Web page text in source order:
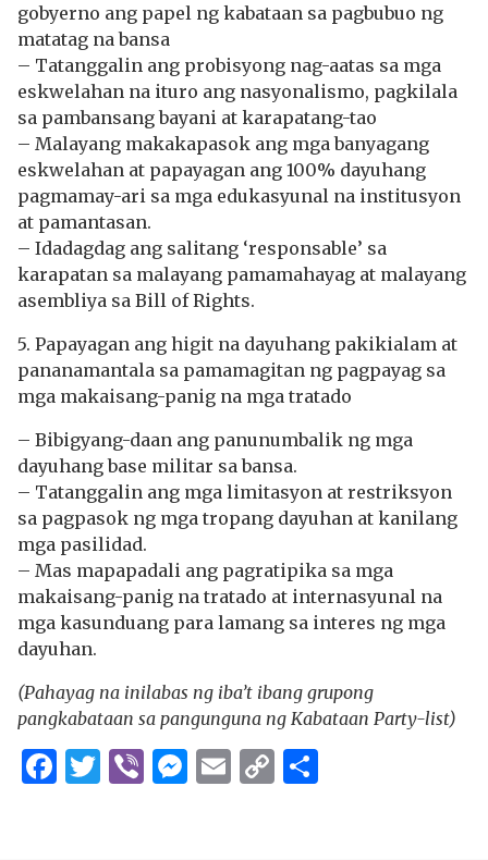
gobyerno ang papel ng kabataan sa pagbubuo ng
matatag na bansa
– Tatanggalin ang probisyong nag-aatas sa mga
eskwelahan na ituro ang nasyonalismo, pagkilala
sa pambansang bayani at karapatang-tao
– Malayang makakapasok ang mga banyagang
eskwelahan at papayagan ang 100% dayuhang
pagmamay-ari sa mga edukasyunal na institusyon
at pamantasan.
– Idadagdag ang salitang ‘responsable’ sa
karapatan sa malayang pamamahayag at malayang
asembliya sa Bill of Rights.
5. Papayagan ang higit na dayuhang pakikialam at
pananamantala sa pamamagitan ng pagpayag sa
mga makaisang-panig na mga tratado
– Bibigyang-daan ang panunumbalik ng mga
dayuhang base militar sa bansa.
– Tatanggalin ang mga limitasyon at restriksyon
sa pagpasok ng mga tropang dayuhan at kanilang
mga pasilidad.
– Mas mapapadali ang pagratipika sa mga
makaisang-panig na tratado at internasyunal na
mga kasunduang para lamang sa interes ng mga
dayuhan.
(Pahayag na inilabas ng iba’t ibang grupong
pangkabataan sa pangunguna ng Kabataan Party-list)
Facebook
Twitter
ViberMessenger
Email
Copy